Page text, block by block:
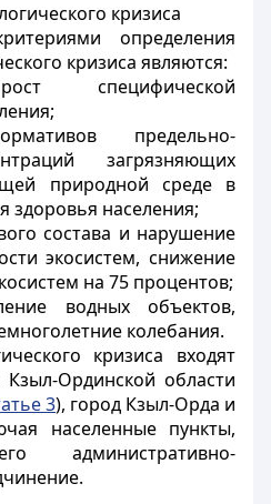
кризиса
определения
кризиса являются:
специфической
предельно-
загрязняющих
природной среде в
здоровья населения;
состава и нарушение
экосистем, снижение
на 75 процентов;
водных объектов,
колебания.
кризиса входят
Ординской области
3), город Кзыл-Орда и
населенные пункты,